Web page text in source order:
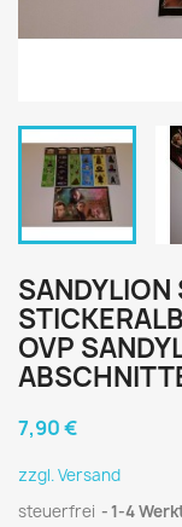
SANDYLION
OVP
7,90 €
zzgl. Versand
steuerfrei
1-4